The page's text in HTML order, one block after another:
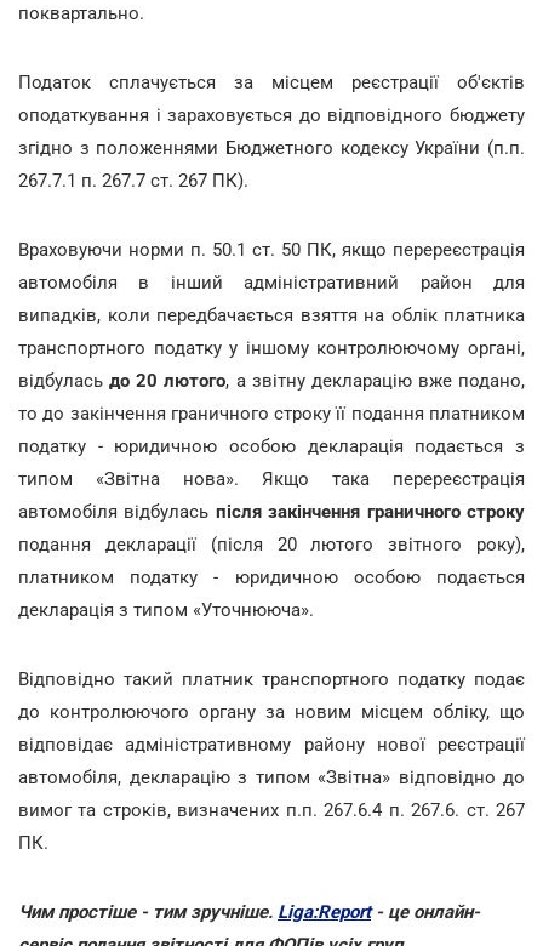
поквартально.
Податок сплачується за місцем реєстрації об'єктів
оподаткування і зараховується до відповідного бюджету
згідно з положеннями Бюджетного кодексу України (п.п.
267.7.1 п. 267.7 ст. 267 ПК).
Враховуючи норми п. 50.1 ст. 50 ПК, якщо перереєстрація
автомобіля в інший адміністративний район для
випадків, коли передбачається взяття на облік платника
транспортного податку у іншому контролюючому органі,
відбуласьдо 20 лютого, а звітну декларацію вже подано,
то до закінчення граничного строку її подання платником
податку - юридичною особою декларація подається з
типом «Звітна нова». Якщо така перереєстрація
автомобіля відбулась після закінчення граничного строку
подання декларації (після 20 лютого звітного року),
платником податку - юридичною особою подається
декларація з типом «Уточнююча».
Відповідно такий платник транспортного податку подає
до контролюючого органу за новим місцем обліку, що
відповідає адміністративному району нової реєстрації
автомобіля, декларацію з типом «Звітна» відповідно до
вимог та строків, визначених п.п. 267.6.4 п. 267.6. ст. 267
ПК.
Чим простіше - тим зручніше. Liga:Report- це онлайн-